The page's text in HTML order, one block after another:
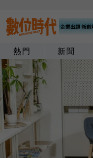
熱門 新聞